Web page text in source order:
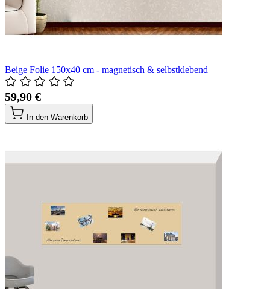
Beige Folie 150x40 cm - magnetisch & selbstklebend
59,90 €
In den Warenkorb